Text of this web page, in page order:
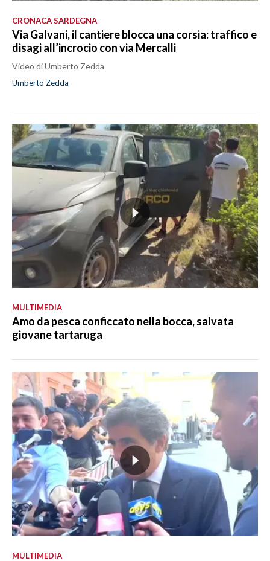
CRONACA SARDEGNA
Via Galvani, il cantiere blocca una corsia: traffico e
disagi all’incrocio con via Mercalli
Video di Umberto Zedda
Umberto Zedda
MULTIMEDIA
Amo da pesca conficcato nella bocca, salvata
giovane tartaruga
MULTIMEDIA